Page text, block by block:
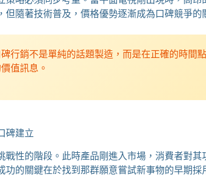
但隨著技術普及，價格優勢逐漸成為口碑競爭的
行銷不是單純的話題製造，而是在正確的時間
值訊息。
碑建立
戰性的階段。此時產品剛進入市場，消費者對其
功的關鍵在於找到那群願意嘗試新事物的早期採